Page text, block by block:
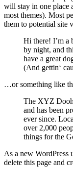
will stay in one place
most themes). Most
them to potential site
Hi there! I’m a
by night, and
have a great
(And gettin‘
…or something like
The XYZ
and has been
ever since.
over 2,000
things for the
As a new WordPress
delete this page and